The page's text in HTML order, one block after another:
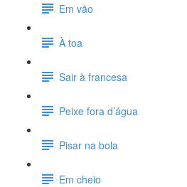
Em vão
À toa
Sair à francesa
Peixe fora d’água
Pisar na bola
Em cheio